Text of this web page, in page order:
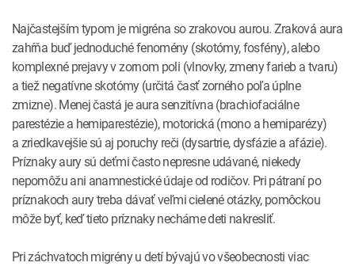
Najčastejším typom je migréna so zrakovou aurou. Zraková aura
zahŕňa buď jednoduché fenomény (skotómy, fosfény), alebo
komplexné prejavy v zornom poli (vlnovky, zmeny farieb a tvaru)
a tiež negatívne skotómy (určitá časť zorného poľa úplne
zmizne). Menej častá je aura senzitívna (brachiofaciálne
parestézie a hemiparestézie), motorická (mono a hemiparézy)
a zriedkavejšie sú aj poruchy reči (dysartrie, dysfázie a afázie).
Príznaky aury sú deťmi často nepresne udávané, niekedy
nepomôžu ani anamnestické údaje od rodičov. Pri pátraní po
príznakoch aury treba dávať veľmi cielené otázky, pomôckou
môže byť, keď tieto príznaky necháme deti nakresliť.
Pri záchvatoch migrény u detí bývajú vo všeobecnosti viac